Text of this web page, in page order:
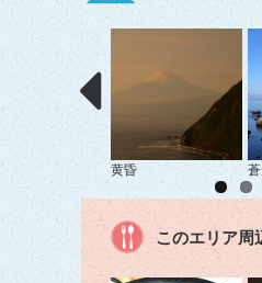
黄昏
このエリア周